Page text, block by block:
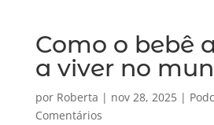
Como o bebê
a viver no
por Roberta | nov 28, 2025|
Comentários